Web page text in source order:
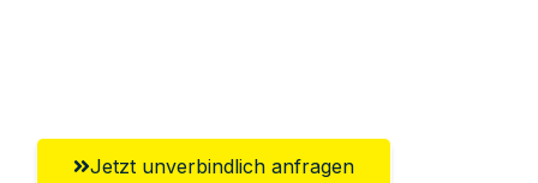
Jetzt unverbindlich anfragen